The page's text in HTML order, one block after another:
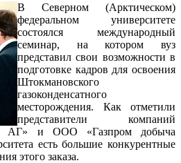
В Северном (Арктическом)
федеральном университете
состоялся международный
семинар, на котором вуз
представил свои возможности в
подготовке кадров для освоения
Штокмановского
газоконденсатного
месторождения. Как отметили
представители компаний
АГ» и ООО «Газпром добыча
есть большие конкурентные
этого заказа.